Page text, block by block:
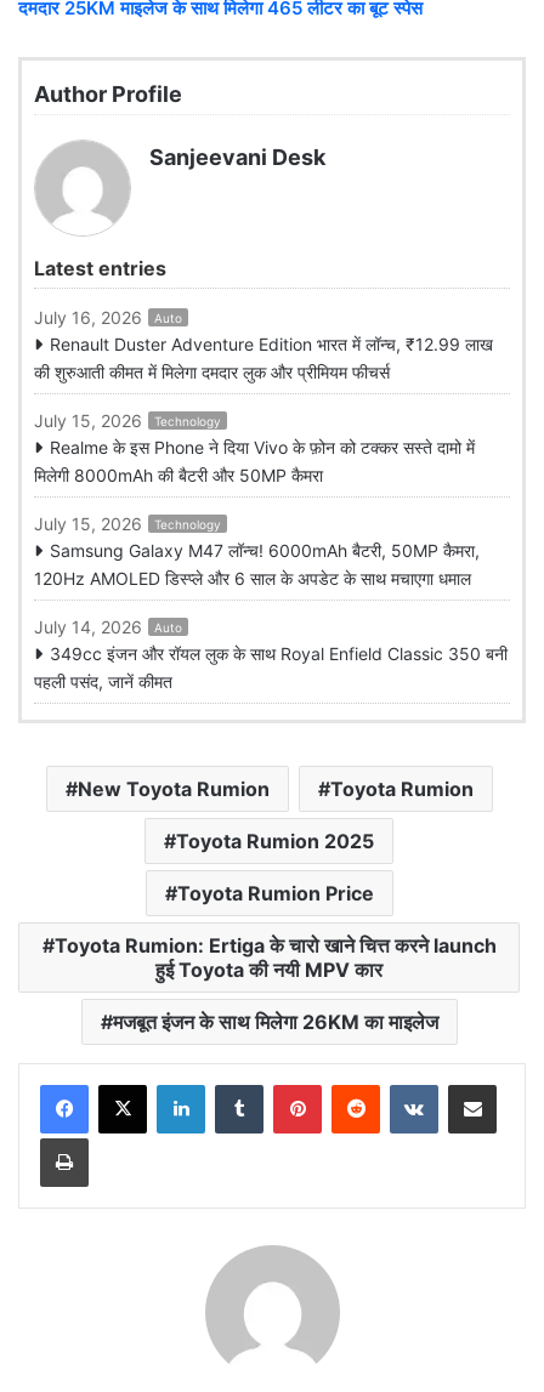
दमदार 25KM माइलेज के साथ मिलेगा 465 लीटर का बूट स्पेस
Author Profile
Sanjeevani Desk
Latest entries
July 16, 2026 Auto
Renault Duster Adventure Edition भारत में लॉन्च, ₹12.99 लाख
की शुरुआती कीमत में मिलेगा दमदार लुक और प्रीमियम फीचर्स
July 15, 2026 Technology
Realme के इस Phone ने दिया Vivo के फ़ोन को टक्कर सस्ते दामो में
मिलेगी 8000mAh की बैटरी और 50MP कैमरा
July 15, 2026 Technology
Samsung Galaxy M47 लॉन्च! 6000mAh बैटरी, 50MP कैमरा,
120Hz AMOLED डिस्प्ले और 6 साल के अपडेट के साथ मचाएगा धमाल
July 14, 2026 Auto
349cc इंजन और रॉयल लुक के साथ Royal Enfield Classic 350 बनी
पहली पसंद, जानें कीमत
New Toyota Rumion Toyota Rumion
Toyota Rumion 2025
Toyota Rumion Price
Toyota Rumion: Ertiga के चारो खाने चित्त करने launch
हुई Toyota की नयी MPV कार
मजबूत इंजन के साथ मिलेगा 26KM का माइलेज
LinkedInTumblr PinterestReddit VKontakteShare via Email
Print